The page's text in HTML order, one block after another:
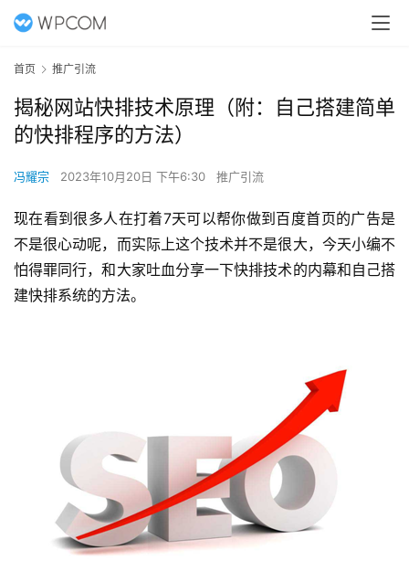
首页 推广引流
揭秘网站快排技术原理（附：自己搭建简单
的快排程序的方法）
冯耀宗 2023年10月20日 下午6:30 推广引流
现在看到很多人在打着7天可以帮你做到百度首页的广告是
不是很心动呢，而实际上这个技术并不是很大，今天小编不
怕得罪同行，和大家吐血分享一下快排技术的内幕和自己搭
建快排系统的方法。